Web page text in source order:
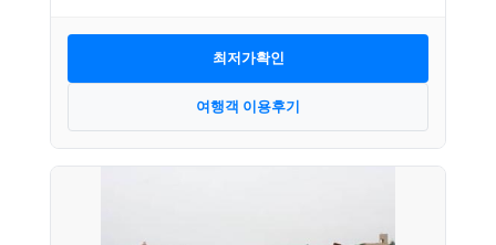
최저가확인
여행객 이용후기